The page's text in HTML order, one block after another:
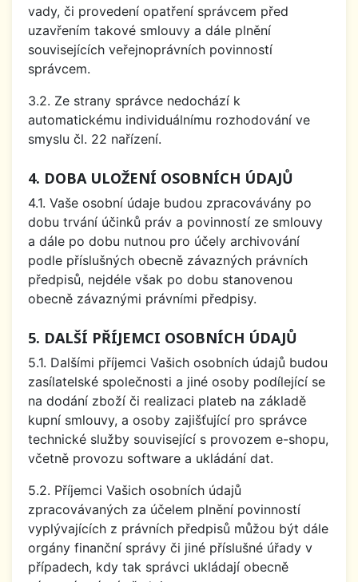
vady, či provedení opatření správcem před
uzavřením takové smlouvy a dále plnění
souvisejících veřejnoprávních povinností
správcem.
3.2. Ze strany správce nedochází k
automatickému individuálnímu rozhodování ve
smyslu čl. 22 nařízení.
4. DOBA ULOŽENÍ OSOBNÍCH ÚDAJŮ
4.1. Vaše osobní údaje budou zpracovávány po
dobu trvání účinků práv a povinností ze smlouvy
a dále po dobu nutnou pro účely archivování
podle příslušných obecně závazných právních
předpisů, nejdéle však po dobu stanovenou
obecně závaznými právními předpisy.
5. DALŠÍ PŘÍJEMCI OSOBNÍCH ÚDAJŮ
5.1. Dalšími příjemci Vašich osobních údajů budou
zasílatelské společnosti a jiné osoby podílející se
na dodání zboží či realizaci plateb na základě
kupní smlouvy, a osoby zajišťující pro správce
technické služby související s provozem e-shopu,
včetně provozu software a ukládání dat.
5.2. Příjemci Vašich osobních údajů
zpracovávaných za účelem plnění povinností
vyplývajících z právních předpisů můžou být dále
orgány finanční správy či jiné příslušné úřady v
případech, kdy tak správci ukládají obecně